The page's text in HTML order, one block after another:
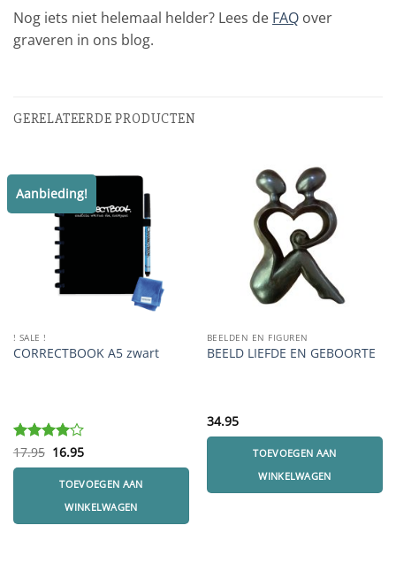
Nog iets niet helemaal helder? Lees de FAQ over
graveren in ons blog.
GERELATEERDE PRODUCTEN
Aanbieding!
! SALE !
CORRECTBOOK A5 zwart
Gewaardeerd
4uit 5
17.95 Oorspronkelijke
17.95.
16.95Huidige
16.95.
TOEVOEGEN AAN
WINKELWAGEN
BEELDEN EN FIGUREN
BEELD LIEFDE EN GEBOORTE
34.95
TOEVOEGEN AAN
WINKELWAGEN